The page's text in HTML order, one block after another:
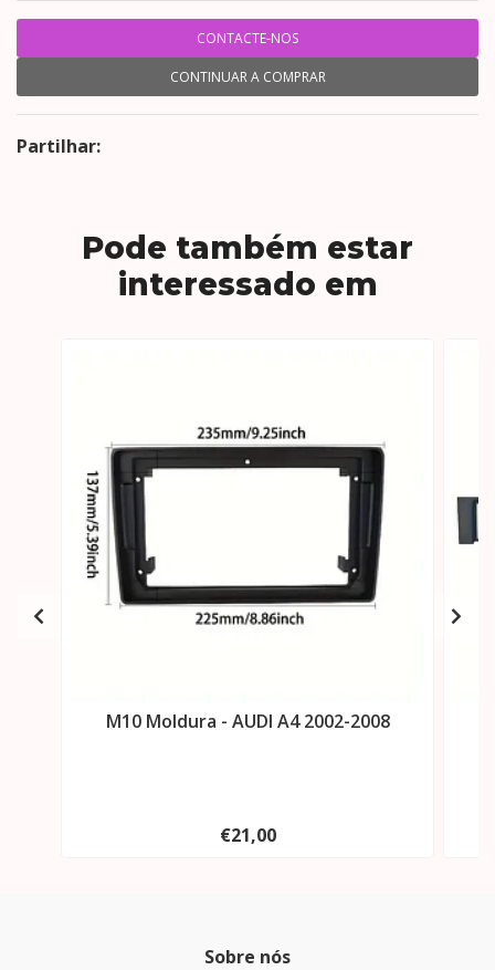
CONTACTE-NOS
CONTINUAR A COMPRAR
Partilhar:
Pode também estar
interessado em
M10 Moldura - AUDI A4 2002-2008
€21,00
Sobre nós